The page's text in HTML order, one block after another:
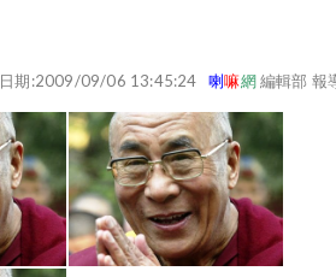
日期:2009/09/06 13:45:24喇嘛網編輯部 報